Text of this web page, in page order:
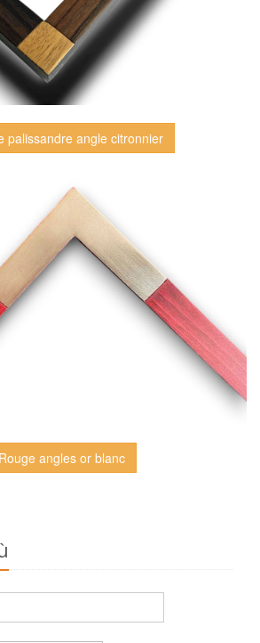
palissandre angle citronnier
Rouge angles or blanc